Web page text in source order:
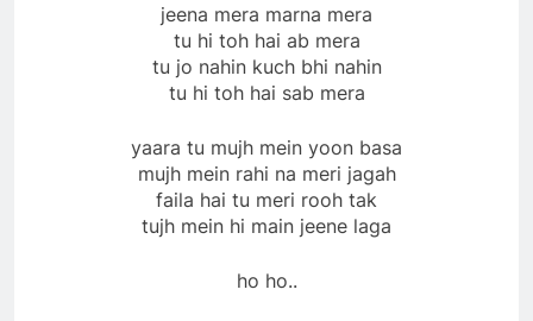
jeena mera marna mera
tu hi toh hai ab mera
tu jo nahin kuch bhi nahin
tu hi toh hai sab mera
yaara tu mujh mein yoon basa
mujh mein rahi na meri jagah
faila hai tu meri rooh tak
tujh mein hi main jeene laga
ho ho..